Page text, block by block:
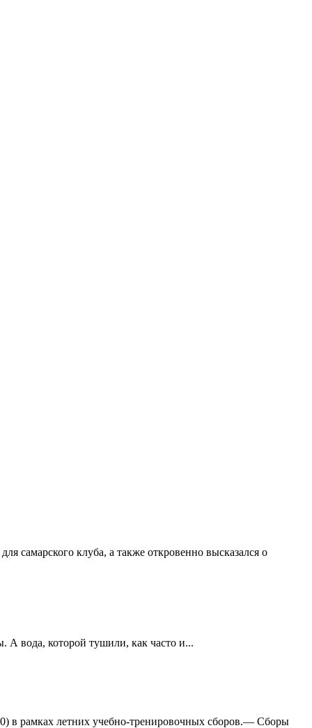
самарского клуба, а также откровенно высказался о
вода, которой тушили, как часто и...
в рамках летних учебно-тренировочных сборов.— Сборы